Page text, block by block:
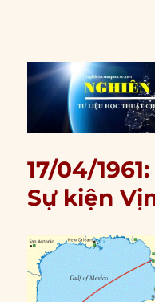
17/04/
Sự kiện